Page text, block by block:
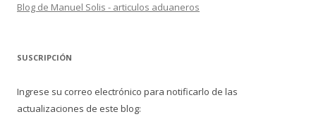
Blog de Manuel Solis - articulos aduaneros
SUSCRIPCIÓN
Ingrese su correo electrónico para notificarlo de las
actualizaciones de este blog: